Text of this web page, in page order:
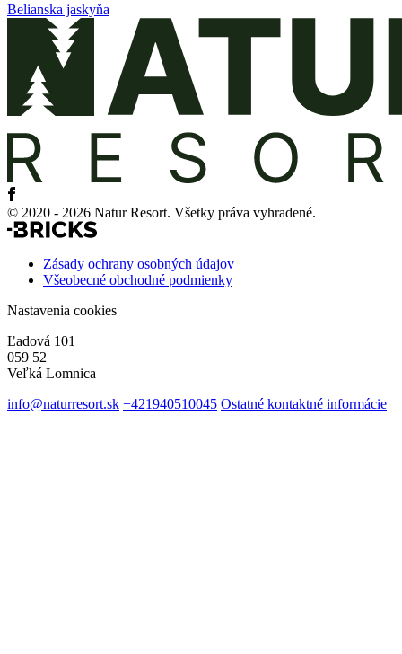
Belianska jaskyňa
© 2020 - 2026 Natur Resort. Všetky práva vyhradené.
Zásady ochrany osobných údajov
Všeobecné obchodné podmienky
Nastavenia cookies
Ľadová 101
059 52
Veľká Lomnica
info@naturresort.sk +421940510045 Ostatné kontaktné informácie